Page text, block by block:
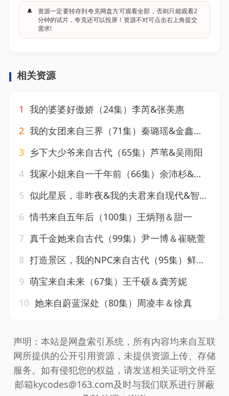
🔔
资源一定要转存到夸克网盘方可观看全部，否则只能观看2
分钟的试片，夸克还可以投屏！资源不对可点击右上角提交
需求!
相关资源
1 我的婆婆好傲娇（24集）李芮&张美惠
2 我的女团来自三界（71集）秦璐瑶&金鑫欣&赵美璇
3 乡下大少爷来自古代（65集）芦苇&吴雨阳
4 我家小姐来自一千年前（66集）余沛杉&程琳淼
5 似此星辰，非昨夜&我的夫君来自现代&智驭权谋将军的童养夫（81集）王冠彭&马嘉苒
6 情书来自五年后（100集）王炳翔＆甜一
7 真千金她来自古代（99集）尹一博＆崔晓萱
8 打造景区，我的NPC来自古代（95集）鲜嘉臣＆赵亦菲
9 萌宝来自未来（67集）王千硕＆龚芳妮
10 她来自蔚蓝深处（80集）周凌丰＆徐真
声明：本站是网盘索引系统，所有内容均来自互联
网所提供的公开引用资源，未提供资源上传、存储
服务。如有侵犯您的权益，请发送相关证明文件至
邮箱kycodes@163.com及时与我们联系进行屏蔽